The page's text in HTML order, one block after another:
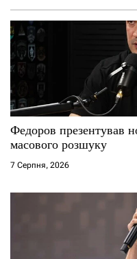
Федоров презентував
масового розшуку
7 Серпня, 2026